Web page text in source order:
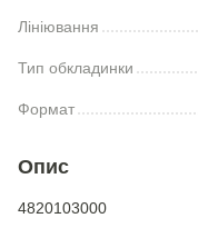
Лініювання
Тип обкладинки
Формат
Опис
4820103000